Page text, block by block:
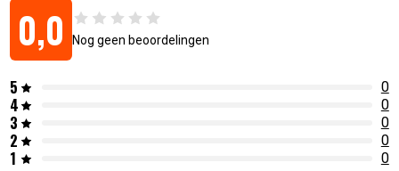
0,0 Nog geen beoordelingen
5 0
4 0
3 0
2 0
1 0